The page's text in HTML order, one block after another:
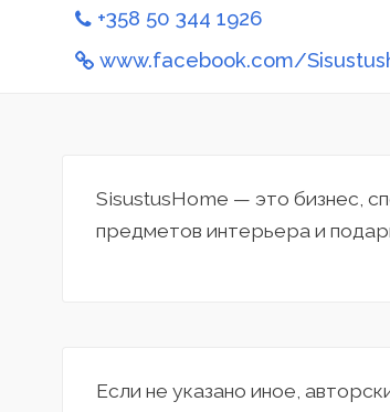
+358 50 344 1926
www.facebook.com/
SisustusHome — это бизнес,
предметов интерьера и
Если не указано иное,